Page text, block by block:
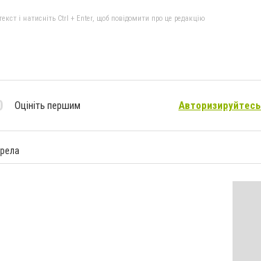
і натисніть Ctrl + Enter, щоб повідомити про це редакцію
Оцініть першим Авторизируйтесь